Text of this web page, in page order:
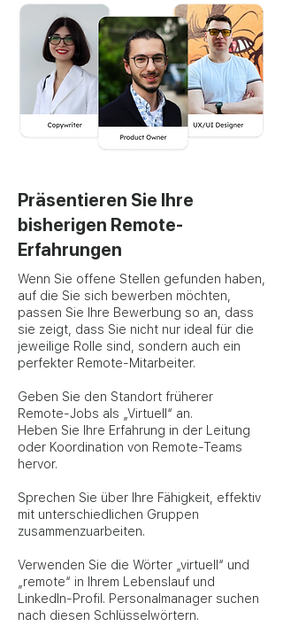
Präsentieren Sie Ihre
bisherigen Remote-
Erfahrungen
Wenn Sie offene Stellen gefunden haben,
auf die Sie sich bewerben möchten,
passen Sie Ihre Bewerbung so an, dass
sie zeigt, dass Sie nicht nur ideal für die
jeweilige Rolle sind, sondern auch ein
perfekter Remote-Mitarbeiter.
Geben Sie den Standort früherer
Remote-Jobs als „Virtuell“ an.
Heben Sie Ihre Erfahrung in der Leitung
oder Koordination von Remote-Teams
hervor.
Sprechen Sie über Ihre Fähigkeit, effektiv
mit unterschiedlichen Gruppen
zusammenzuarbeiten.
Verwenden Sie die Wörter „virtuell“ und
„remote“ in Ihrem Lebenslauf und
LinkedIn-Profil. Personalmanager suchen
nach diesen Schlüsselwörtern.